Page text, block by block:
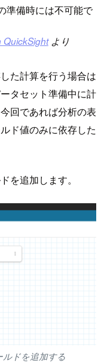
準備時には不可能で
より
た計算を行う場合は
タセット準備中に計
回であれば分析の表
ド値のみに依存した
を追加します。
ドを追加する